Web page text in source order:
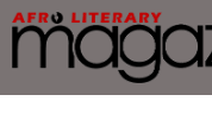
Skip
to
content